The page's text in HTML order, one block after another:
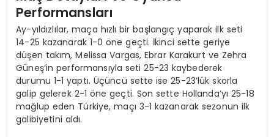
Performansları
Ay-yıldızlılar, maça hızlı bir başlangıç yaparak ilk seti
14-25 kazanarak 1-0 öne geçti. İkinci sette geriye
düşen takım, Melissa Vargas, Ebrar Karakurt ve Zehra
Güneş’in performansıyla seti 25-23 kaybederek
durumu 1-1 yaptı. Üçüncü sette ise 25-23’lük skorla
galip gelerek 2-1 öne geçti. Son sette Hollanda’yı 25-18
mağlup eden Türkiye, maçı 3-1 kazanarak sezonun ilk
galibiyetini aldı.